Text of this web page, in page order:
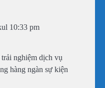
10:33 pm
nghiệm dịch vụ
hàng ngàn sự kiện